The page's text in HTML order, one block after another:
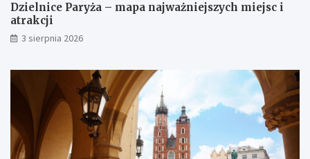
Dzielnice Paryża – mapa najważniejszych miejsc i
atrakcji
3 sierpnia 2026